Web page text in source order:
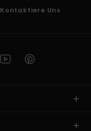
Kontaktiere Uns